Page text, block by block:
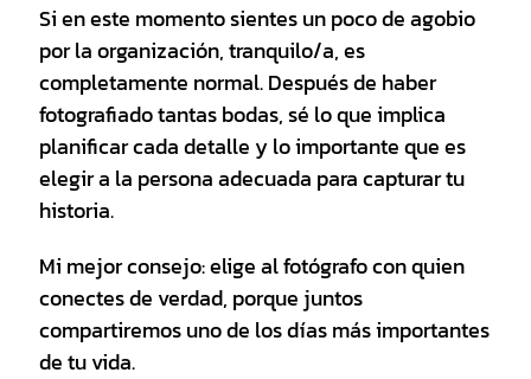
Si en este momento sientes un poco de agobio
por la organización, tranquilo/a, es
completamente normal. Después de haber
fotografiado tantas bodas, sé lo que implica
planificar cada detalle y lo importante que es
elegir a la persona adecuada para capturar tu
historia.
Mi mejor consejo: elige al fotógrafo con quien
conectes de verdad, porque juntos
compartiremos uno de los días más importantes
de tu vida.